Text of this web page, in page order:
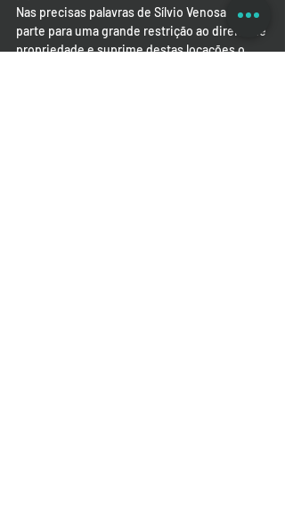
Nas precisas palavras de Sílvio Venosa: “a lei
parte para uma grande restrição ao direito de
propriedade e suprime destas locações o